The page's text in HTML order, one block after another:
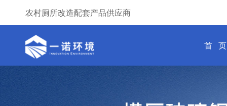
农村厕所改造配套产品供应商
首 页